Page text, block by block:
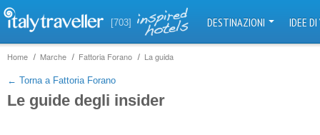
[703] DESTINAZIONI IDEE
Home Marche Fattoria Forano La guida
← Torna a Fattoria Forano
Le guide degli insider